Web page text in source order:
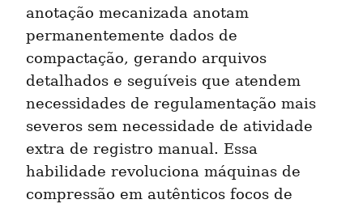
anotação mecanizada anotam
permanentemente dados de
compactação, gerando arquivos
detalhados e seguíveis que atendem
necessidades de regulamentação mais
severos sem necessidade de atividade
extra de registro manual. Essa
habilidade revoluciona máquinas de
compressão em autênticos focos de